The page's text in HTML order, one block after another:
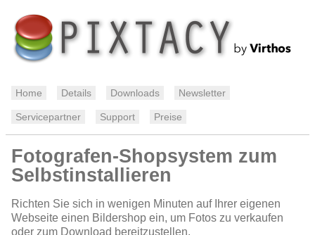
Home Details Downloads Newsletter
Servicepartner Support Preise
Fotografen-Shopsystem zum
Selbstinstallieren
Richten Sie sich in wenigen Minuten auf Ihrer eigenen
Webseite einen Bildershop ein, um Fotos zu verkaufen
oder zum Download bereitzustellen.